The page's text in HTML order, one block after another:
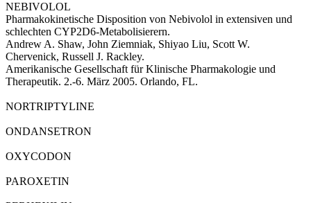
NEBIVOLOL
Pharmakokinetische Disposition von Nebivolol in extensiven und
schlechten CYP2D6-Metabolisierern.
Andrew A. Shaw, John Ziemniak, Shiyao Liu, Scott W.
Chervenick, Russell J. Rackley.
Amerikanische Gesellschaft für Klinische Pharmakologie und
Therapeutik. 2.-6. März 2005. Orlando, FL.
NORTRIPTYLINE
ONDANSETRON
OXYCODON
PAROXETIN